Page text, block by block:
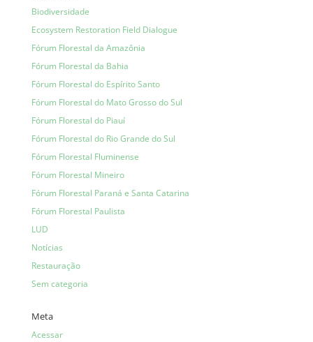
Biodiversidade
Ecosystem Restoration Field Dialogue
Fórum Florestal da Amazônia
Fórum Florestal da Bahia
Fórum Florestal do Espírito Santo
Fórum Florestal do Mato Grosso do Sul
Fórum Florestal do Piauí
Fórum Florestal do Rio Grande do Sul
Fórum Florestal Fluminense
Fórum Florestal Mineiro
Fórum Florestal Paraná e Santa Catarina
Fórum Florestal Paulista
LUD
Notícias
Restauração
Sem categoria
Meta
Acessar